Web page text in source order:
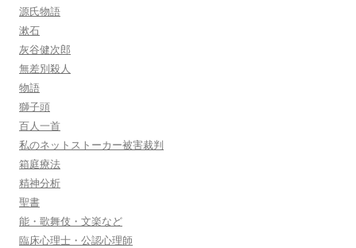
源氏物語
漱石
灰谷健次郎
無差別殺人
物語
獅子頭
百人一首
私のネットストーカー被害裁判
箱庭療法
精神分析
聖書
能・歌舞伎・文楽など
臨床心理士・公認心理師